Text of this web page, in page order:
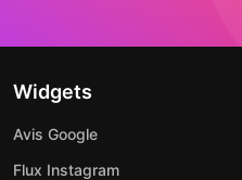
Widgets
Avis Google
Flux Instagram